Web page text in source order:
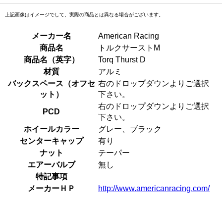
上記画像はイメージでして、実際の商品とは異なる場合がございます。
メーカー名
American Racing
商品名
トルクサーストM
商品名（英字）
Torq Thurst D
材質
アルミ
バックスペース（オフセ
ット）
右のドロップダウンよりご選択
下さい。
PCD
右のドロップダウンよりご選択
下さい。
ホイールカラー
グレー、ブラック
センターキャップ
有り
ナット
テーパー
エアーバルブ
無し
特記事項
メーカーＨＰ
http://www.americanracing.com/